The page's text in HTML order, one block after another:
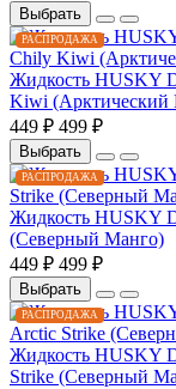
Выбрать
РАСПРОДАЖА
Жидкость HUSKY
Kiwi (Арктический
449 ₽ 499 ₽
Выбрать
РАСПРОДАЖА
Жидкость HUSKY
(Северный Манго)
449 ₽ 499 ₽
Выбрать
РАСПРОДАЖА
Жидкость HUSKY
Strike (Северный